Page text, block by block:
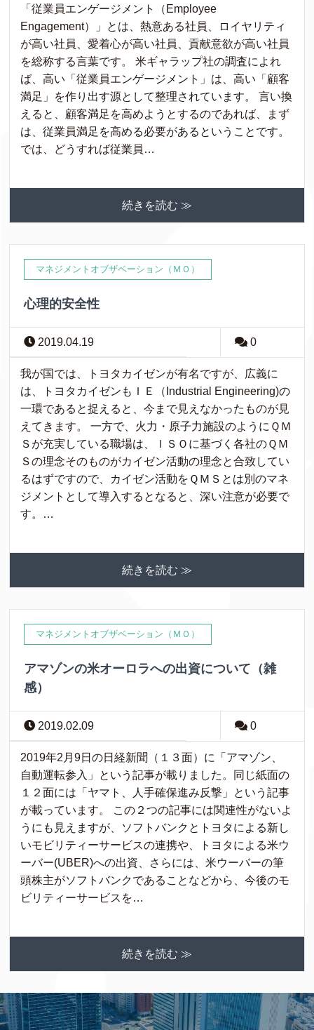
「従業員エンゲージメント（Employee
Engagement）」とは、熱意ある社員、ロイヤリティ
が高い社員、愛着心が高い社員、貢献意欲が高い社員
を総称する言葉です。 米ギャラップ社の調査によれ
ば、高い「従業員エンゲージメント」は、高い「顧客
満足」を作り出す源として整理されています。 言い換
えると、顧客満足を高めようとするのであれば、まず
は、従業員満足を高める必要があるということです。
では、どうすれば従業員…
続きを読む ≫
マネジメントオブザベーション（ＭＯ）
心理的安全性
2019.04.19 0
我が国では、トヨタカイゼンが有名ですが、広義に
は、トヨタカイゼンもＩＥ（Industrial Engineering)の
一環であると捉えると、今まで見えなかったものが見
えてきます。 一方で、火力・原子力施設のようにＱＭ
Ｓが充実している職場は、ＩＳＯに基づく各社のＱＭ
Ｓの理念そのものがカイゼン活動の理念と合致してい
るはずですので、カイゼン活動をＱＭＳとは別のマネ
ジメントとして導入するとなると、深い注意が必要で
す。…
続きを読む ≫
マネジメントオブザベーション（ＭＯ）
アマゾンの米オーロラへの出資について（雑
感）
2019.02.09 0
2019年2月9日の日経新聞（１３面）に「アマゾン、
自動運転参入」という記事が載りました。同じ紙面の
１２面には「ヤマト、人手確保進み反撃」という記事
が載っています。 この２つの記事には関連性がないよ
うにも見えますが、ソフトバンクとトヨタによる新し
いモビリティーサービスの連携や、トヨタによる米ウ
ーバー(UBER)への出資、さらには、米ウーバーの筆
頭株主がソフトバンクであることなどから、今後のモ
ビリティーサービスを…
続きを読む ≫